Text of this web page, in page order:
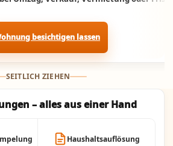
besichtigen lassen
SEITLICH ZIEHEN
– alles aus einer Hand
Haushaltsauflösung